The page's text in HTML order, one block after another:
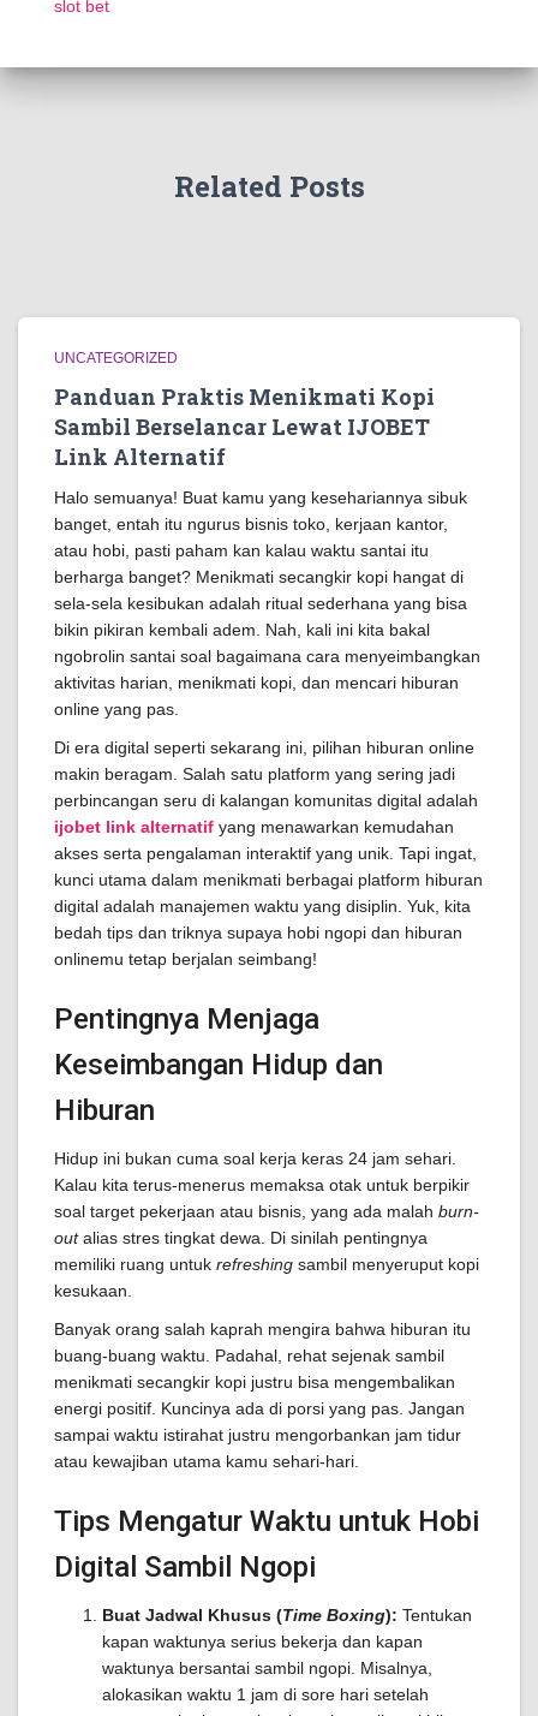
slot bet
Related Posts
UNCATEGORIZED
Panduan Praktis Menikmati Kopi
Sambil Berselancar Lewat IJOBET
Link Alternatif
Halo semuanya! Buat kamu yang kesehariannya sibuk
banget, entah itu ngurus bisnis toko, kerjaan kantor,
atau hobi, pasti paham kan kalau waktu santai itu
berharga banget? Menikmati secangkir kopi hangat di
sela-sela kesibukan adalah ritual sederhana yang bisa
bikin pikiran kembali adem. Nah, kali ini kita bakal
ngobrolin santai soal bagaimana cara menyeimbangkan
aktivitas harian, menikmati kopi, dan mencari hiburan
online yang pas.
Di era digital seperti sekarang ini, pilihan hiburan online
makin beragam. Salah satu platform yang sering jadi
perbincangan seru di kalangan komunitas digital adalah
ijobet link alternatif yang menawarkan kemudahan
akses serta pengalaman interaktif yang unik. Tapi ingat,
kunci utama dalam menikmati berbagai platform hiburan
digital adalah manajemen waktu yang disiplin. Yuk, kita
bedah tips dan triknya supaya hobi ngopi dan hiburan
onlinemu tetap berjalan seimbang!
Pentingnya Menjaga
Keseimbangan Hidup dan
Hiburan
Hidup ini bukan cuma soal kerja keras 24 jam sehari.
Kalau kita terus-menerus memaksa otak untuk berpikir
soal target pekerjaan atau bisnis, yang ada malah burn-
outalias stres tingkat dewa. Di sinilah pentingnya
memiliki ruang untuk refreshing sambil menyeruput kopi
kesukaan.
Banyak orang salah kaprah mengira bahwa hiburan itu
buang-buang waktu. Padahal, rehat sejenak sambil
menikmati secangkir kopi justru bisa mengembalikan
energi positif. Kuncinya ada di porsi yang pas. Jangan
sampai waktu istirahat justru mengorbankan jam tidur
atau kewajiban utama kamu sehari-hari.
Tips Mengatur Waktu untuk Hobi
Digital Sambil Ngopi
Buat Jadwal Khusus (Time Boxing): Tentukan
kapan waktunya serius bekerja dan kapan
waktunya bersantai sambil ngopi. Misalnya,
alokasikan waktu 1 jam di sore hari setelah